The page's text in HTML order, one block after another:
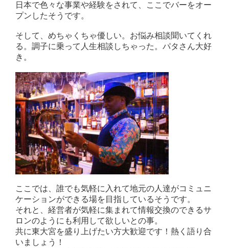
日本で色々な事業や経験をされて、ここでバーをオー
プンしたそうです。
そして、めちゃくちゃ優しい。お悩み相談聞いてくれ
る。調子に乗って人生相談しちゃった。パタさん大好
き。
ここでは、誰でも気軽に入れて地元の人達がコミュニ
ケーションができる場を目指しているそうです。
それと、経営者が気軽に集まれて情報交換のできるサ
ロンのようにも利用して欲しいとの事。
共に東大宮を盛り上げたい方大歓迎です！熱く語り合
いましょう！